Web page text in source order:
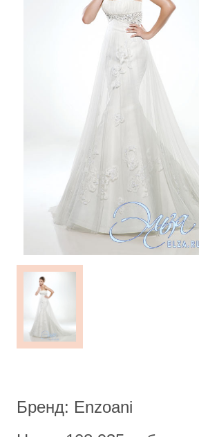
Бренд: Enzoani